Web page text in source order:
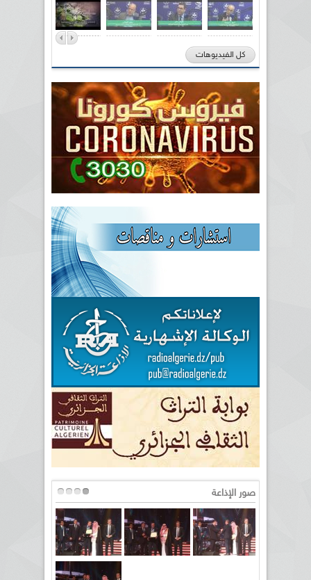
كل الفيديوهات
صور الإذاعة